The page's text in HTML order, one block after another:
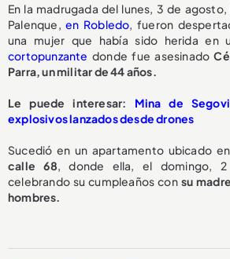
En la madrugada del lunes, 3 de
Palenque,en Robledo, fueron
una mujer que había sido herida
cortopunzante donde fue asesinado
Parra, un militar de 44 años.
Le puede interesar: Mina de
explosivos lanzados desde drones
Sucedió en un apartamento ubicado
calle 68, donde ella, el domingo,
celebrando su cumpleaños con su
hombres.